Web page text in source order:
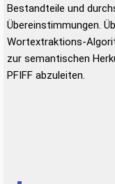
Bestandteile und
Übereinstimmungen.
Wortextraktions-
zur semantischen
PFIFF abzuleiten.